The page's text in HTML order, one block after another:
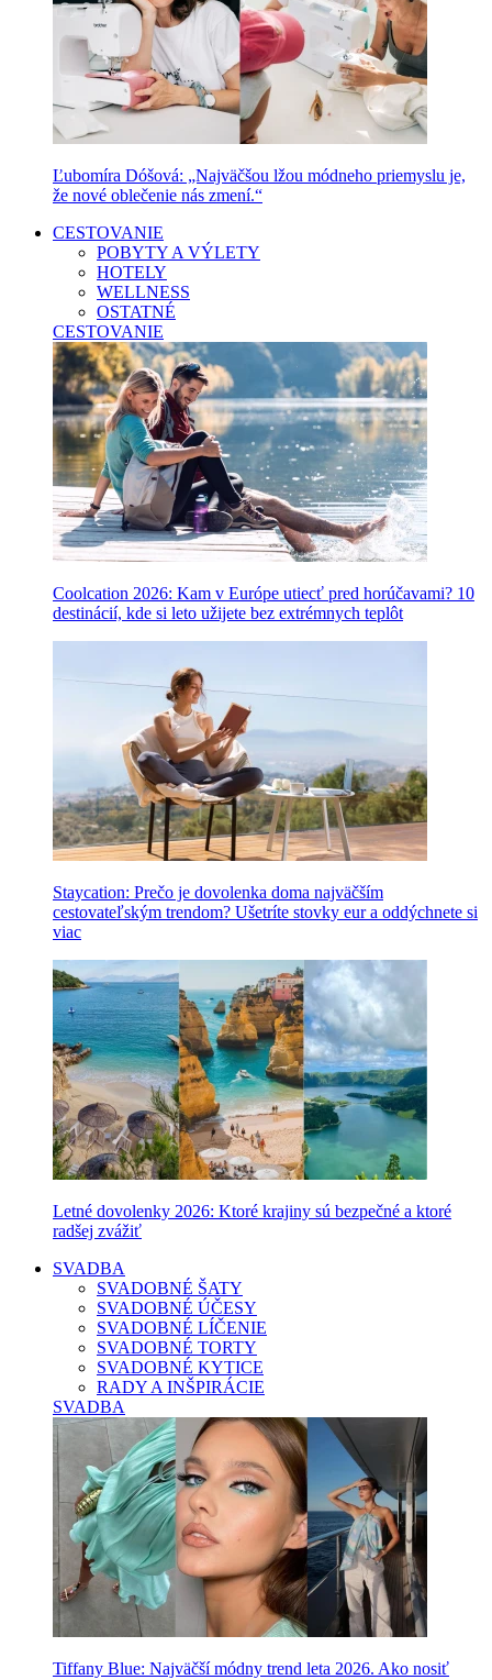
Ľubomíra Dóšová: „Najväčšou lžou módneho priemyslu je,
že nové oblečenie nás zmení.“
CESTOVANIE
POBYTY A VÝLETY
HOTELY
WELLNESS
OSTATNÉ
CESTOVANIE
Coolcation 2026: Kam v Európe utiecť pred horúčavami? 10
destinácií, kde si leto užijete bez extrémnych teplôt
Staycation: Prečo je dovolenka doma najväčším
cestovateľským trendom? Ušetríte stovky eur a oddýchnete si
viac
Letné dovolenky 2026: Ktoré krajiny sú bezpečné a ktoré
radšej zvážiť
SVADBA
SVADOBNÉ ŠATY
SVADOBNÉ ÚČESY
SVADOBNÉ LÍČENIE
SVADOBNÉ TORTY
SVADOBNÉ KYTICE
RADY A INŠPIRÁCIE
SVADBA
Tiffany Blue: Najväčší módny trend leta 2026. Ako nosiť